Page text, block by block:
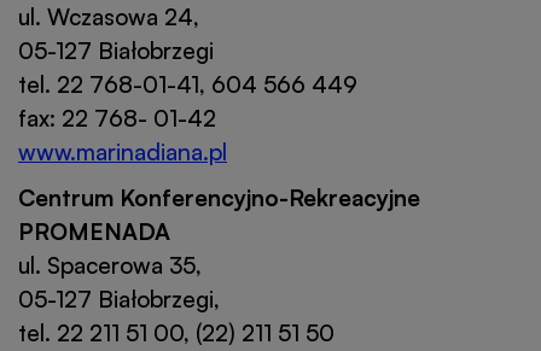
ul. Wczasowa 24,
05-127 Białobrzegi
tel. 22 768-01-41, 604 566 449
fax: 22 768- 01-42
www.marinadiana.pl
Centrum Konferencyjno-Rekreacyjne
PROMENADA
ul. Spacerowa 35,
05-127 Białobrzegi,
tel. 22 211 51 00, (22) 211 51 50